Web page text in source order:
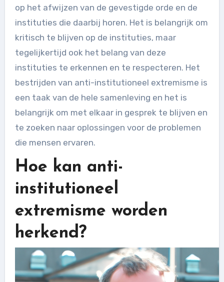
op het afwijzen van de gevestigde orde en de
instituties die daarbij horen. Het is belangrijk om
kritisch te blijven op de instituties, maar
tegelijkertijd ook het belang van deze
instituties te erkennen en te respecteren. Het
bestrijden van anti-institutioneel extremisme is
een taak van de hele samenleving en het is
belangrijk om met elkaar in gesprek te blijven en
te zoeken naar oplossingen voor de problemen
die mensen ervaren.
Hoe kan anti-
institutioneel
extremisme worden
herkend?